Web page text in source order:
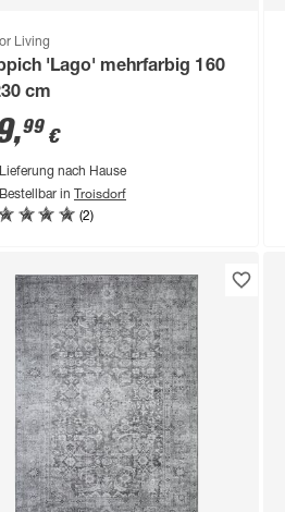
Living
'Lago' mehrfarbig 160
cm
,99 €
Lieferung nach Hause
Bestellbar in Troisdorf
(2)